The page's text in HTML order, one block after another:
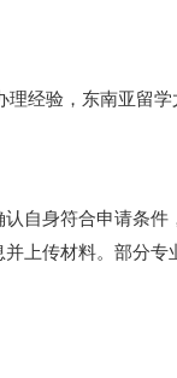
经验，东南亚留
自身符合申请条
上传材料。部分